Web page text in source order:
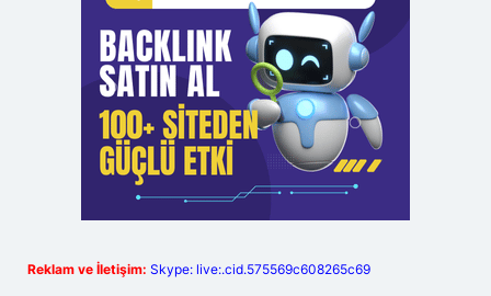
Reklam ve İletişim: Skype: live:.cid.575569c608265c69